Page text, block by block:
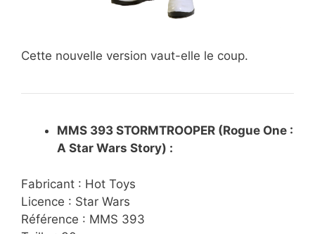
Cette nouvelle version vaut-elle le coup.
MMS 393 STORMTROOPER (Rogue One :
A Star Wars Story) :
Fabricant : Hot Toys
Licence : Star Wars
Référence : MMS 393